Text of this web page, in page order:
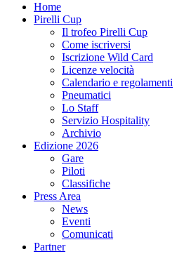
Home
Pirelli Cup
Il trofeo Pirelli Cup
Come iscriversi
Iscrizione Wild Card
Licenze velocità
Calendario e regolamenti
Pneumatici
Lo Staff
Servizio Hospitality
Archivio
Edizione 2026
Gare
Piloti
Classifiche
Press Area
News
Eventi
Comunicati
Partner